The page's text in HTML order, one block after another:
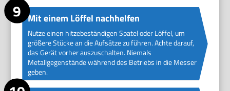
Mit einem Löffel nachhelfen
Nutze einen hitzebeständigen Spatel oder Löffel, um
größere Stücke an die Aufsätze zu führen. Achte darauf,
das Gerät vorher auszuschalten. Niemals
Metallgegenstände während des Betriebs in die Messer
geben.